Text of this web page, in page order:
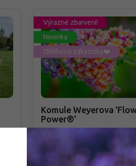
Výrazné zbarvení!
Novinka
Oblíbeno zákazníky❤️
Komule Weyerova
Power®'
Buddleja weyeriana 'Flower
Power®'
PŘEDOBJEDNÁVKA PODZIM